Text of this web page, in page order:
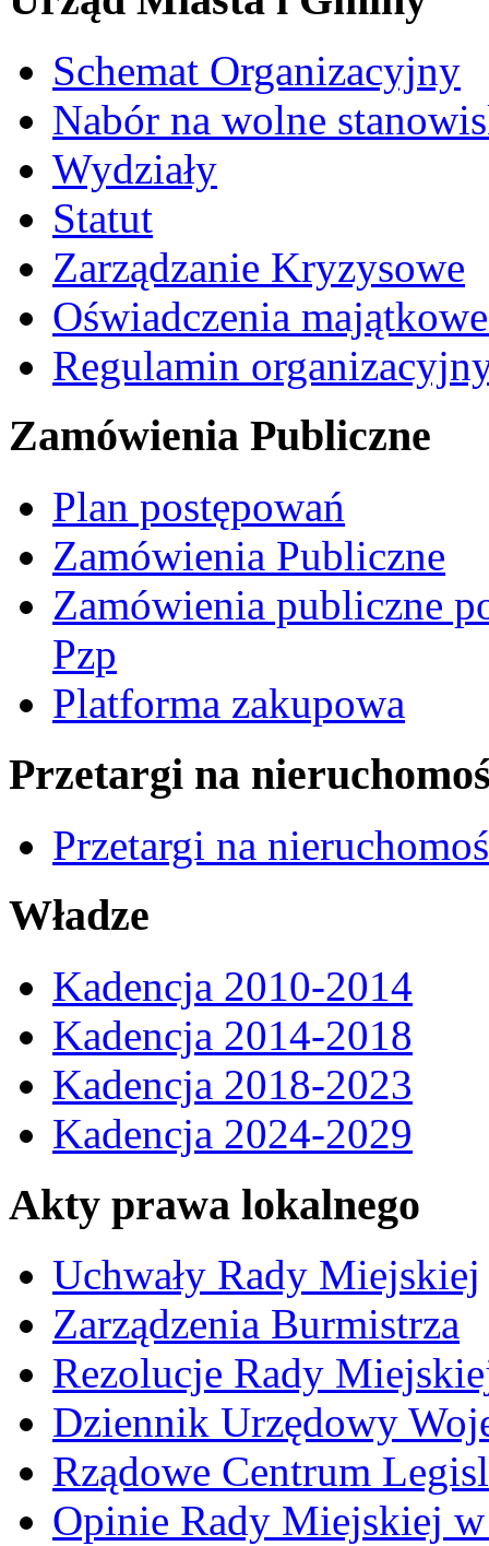
Schemat Organizacyjny
Nabór na wolne
Wydziały
Statut
Zarządzanie Kryzysowe
Oświadczenia
Regulamin
Zamówienia Publiczne
Plan postępowań
Zamówienia Publiczne
Zamówienia publiczne
Pzp
Platforma zakupowa
Przetargi na
Przetargi na
Władze
Kadencja 2010-2014
Kadencja 2014-2018
Kadencja 2018-2023
Kadencja 2024-2029
Akty prawa lokalnego
Uchwały Rady Miejskiej
Zarządzenia Burmistrza
Rezolucje Rady
Dziennik Urzędowy
Rządowe Centrum
Opinie Rady Miejskiej w